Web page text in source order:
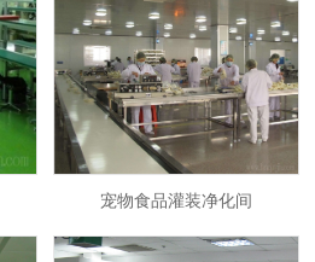
宠物食品灌装净化间